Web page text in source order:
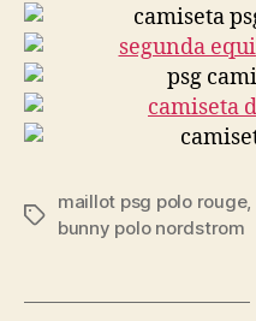
Etiquetas
maillot psg polo rouge,
bunny polo nordstrom